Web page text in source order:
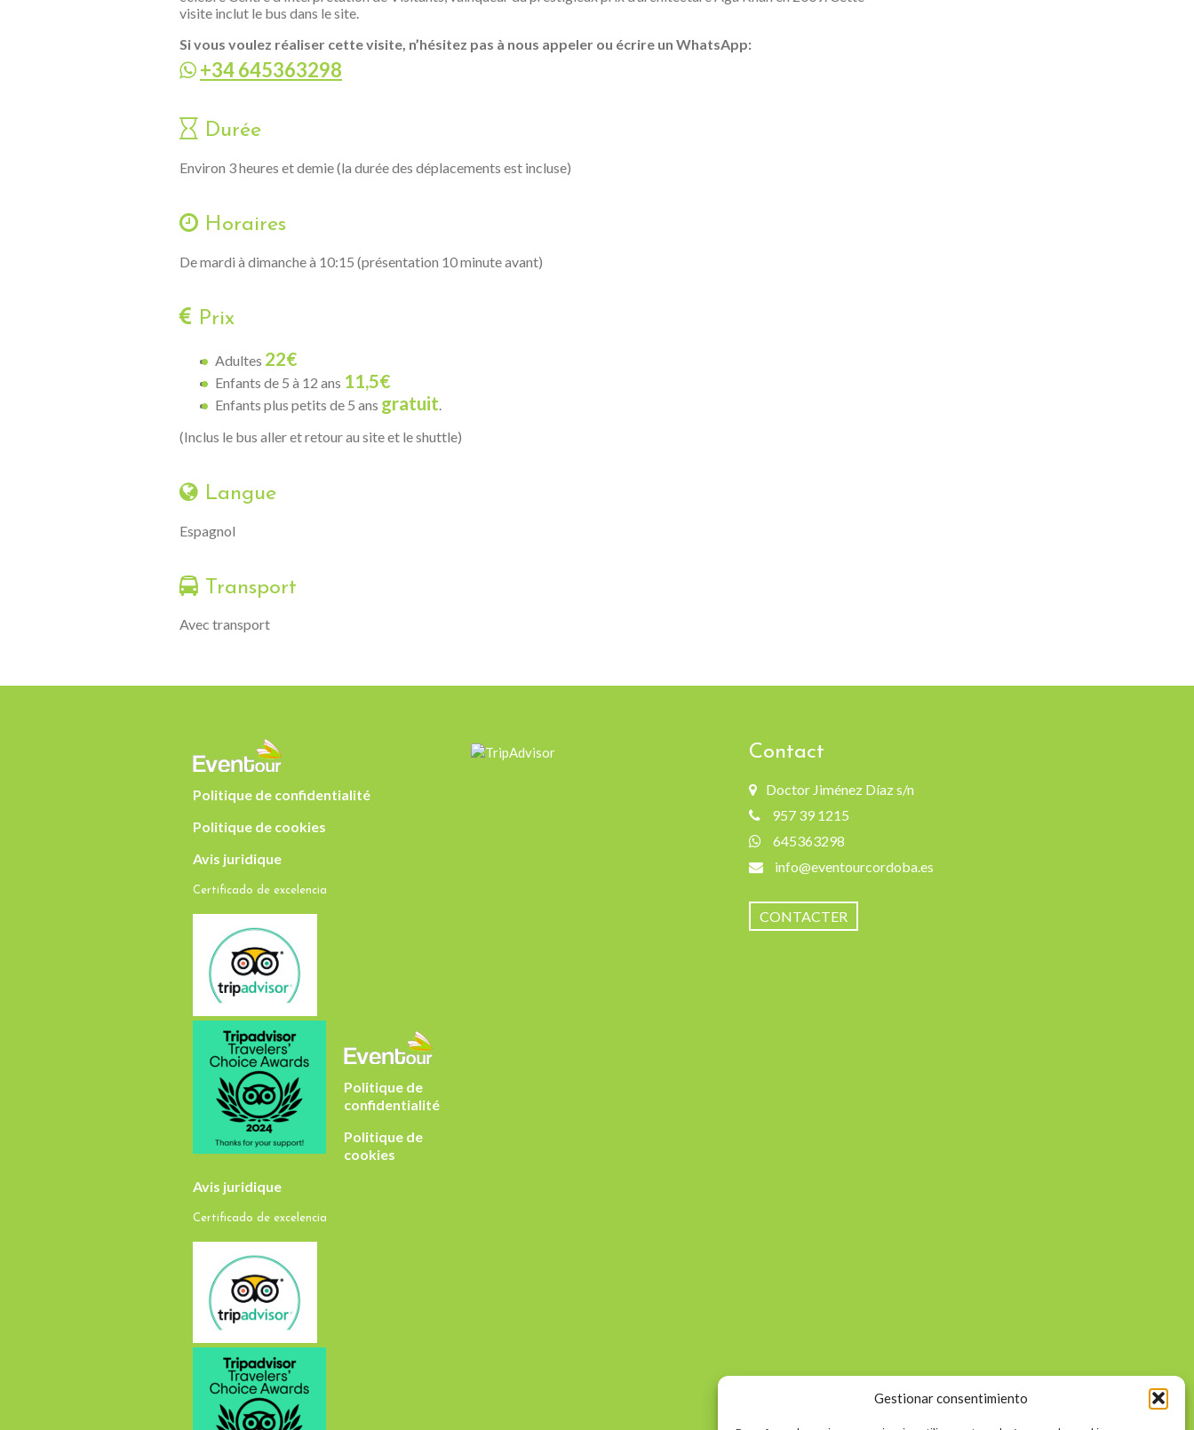
Gestionar consentimiento
visite inclut le bus dans le site.
Si vous voulez réaliser cette visite, n’hésitez pas à nous appeler ou écrire un WhatsApp:
+34 645363298
Durée
Environ 3 heures et demie (la durée des déplacements est incluse)
Horaires
De mardi à dimanche à 10:15 (présentation 10 minute avant)
Prix
Adultes 22€
Enfants de 5 à 12 ans 11,5€
Enfants plus petits de 5 ans gratuit
(Inclus le bus aller et retour au site et le shuttle)
Langue
Espagnol
Transport
Avec transport
Politique de confidentialité
Politique de cookies
Avis juridique
Certificado de excelencia
Politique de
confidentialité
Politique de
cookies
Avis juridique
Certificado de excelencia
Contact
Doctor Jiménez Díaz s/n
957 39 1215
645363298
info@eventourcordoba.es
CONTACTER